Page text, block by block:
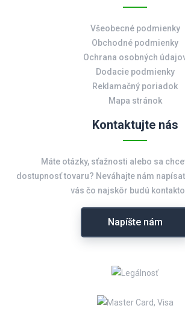
Všeobecné podmienky
Obchodné podmienky
Ochrana osobných
Dodacie podmienky
Reklamačný poriadok
Mapa stránok
Kontaktujte nás
Máte otázky, sťažnosti alebo sa
dostupnosť tovaru? Neváhajte nám
vás čo najskôr budú
Napíšte nám